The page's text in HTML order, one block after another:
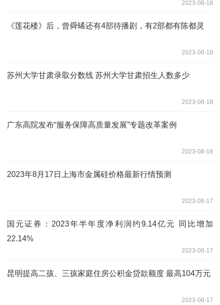
2023-08-18
《莲花楼》后，曾舜晞还有4部待播剧，有2部都有陈都灵
2023-08-18
苏州大学甘肃录取分数线 苏州大学甘肃招生人数多少
2023-08-18
广东高院发布“服务保障高质量发展”专题改革案例
2023-08-18
2023年8月17日上海市金属硅价格最新行情预测
2023-08-17
国元证券：2023年半年度净利润约9.14亿元 同比增加
22.14%
2023-08-17
昆明提高二孩、三孩家庭住房公积金贷款额度 最高104万元
2023-08-17